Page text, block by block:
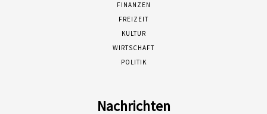
FINANZEN
FREIZEIT
KULTUR
WIRTSCHAFT
POLITIK
Nachrichten